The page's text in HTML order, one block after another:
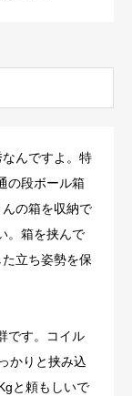
んですよ。特
の段ボール箱
の箱を収納で
。箱を挟んで
立ち姿勢を保
です。コイル
かりと挟み込
と頼もしいで